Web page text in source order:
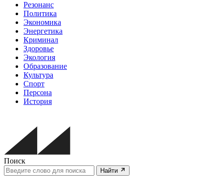
Резонанс
Политика
Экономика
Энергетика
Криминал
Здоровье
Экология
Образование
Культура
Спорт
Персона
История
Поиск
Найти